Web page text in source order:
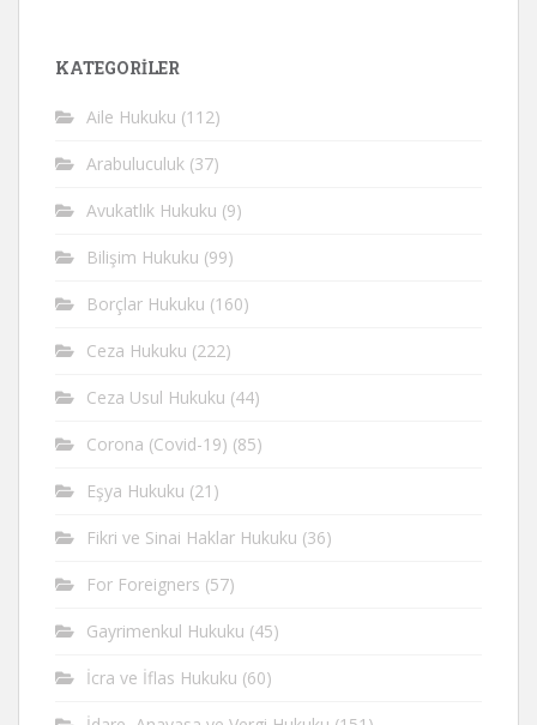
KATEGORİLER
Aile Hukuku (112)
Arabuluculuk (37)
Avukatlık Hukuku (9)
Bilişim Hukuku (99)
Borçlar Hukuku (160)
Ceza Hukuku (222)
Ceza Usul Hukuku (44)
Corona (Covid-19) (85)
Eşya Hukuku (21)
Fikri ve Sinai Haklar Hukuku (36)
For Foreigners (57)
Gayrimenkul Hukuku (45)
İcra ve İflas Hukuku (60)